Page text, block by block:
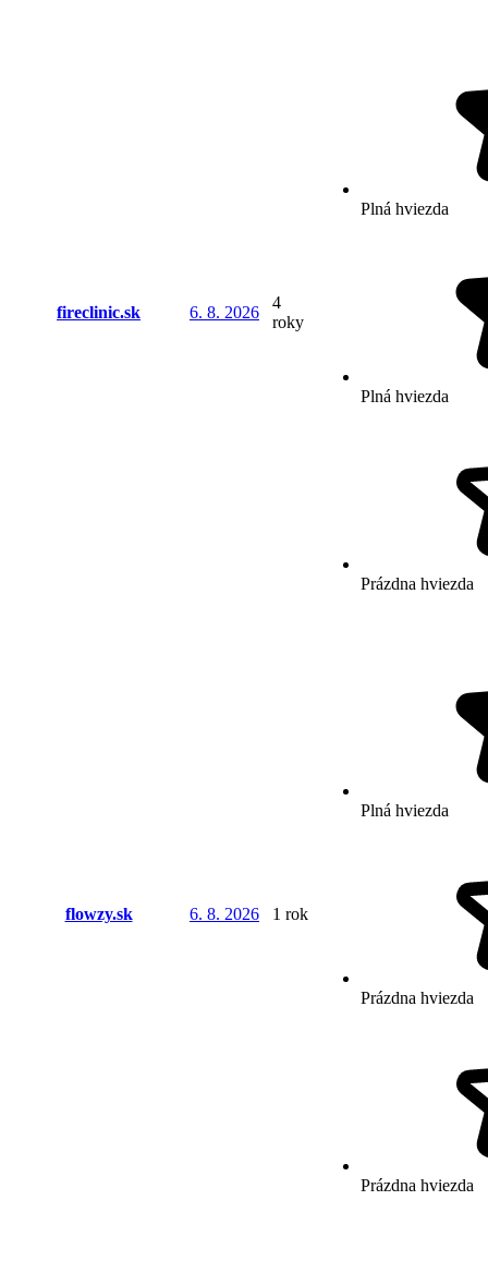
fireclinic.sk 6. 8. 2026
4
roky
Plná hviezda
Plná hviezda
Prázdna hviezda
flowzy.sk 6. 8. 2026 1 rok
Plná hviezda
Prázdna hviezda
Prázdna hviezda